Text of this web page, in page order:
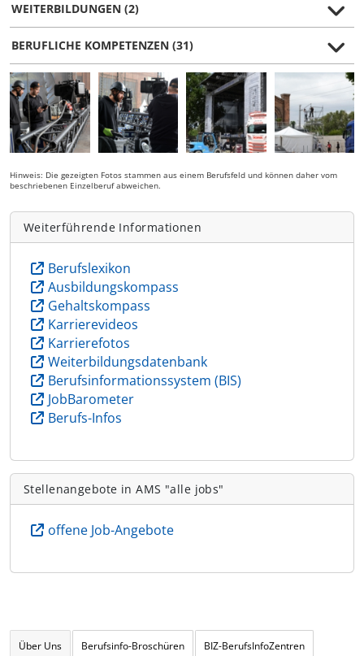
WEITERBILDUNGEN (2)
BERUFLICHE KOMPETENZEN (31)
Hinweis: Die gezeigten Fotos stammen aus einem Berufsfeld und können daher vom
beschriebenen Einzelberuf abweichen.
Weiterführende Informationen
Berufslexikon
Ausbildungskompass
Gehaltskompass
Karrierevideos
Karrierefotos
Weiterbildungsdatenbank
Berufsinformationssystem (BIS)
JobBarometer
Berufs-Infos
Stellenangebote in AMS "alle jobs"
offene Job-Angebote
Über Uns Berufsinfo-Broschüren BIZ-BerufsInfoZentren